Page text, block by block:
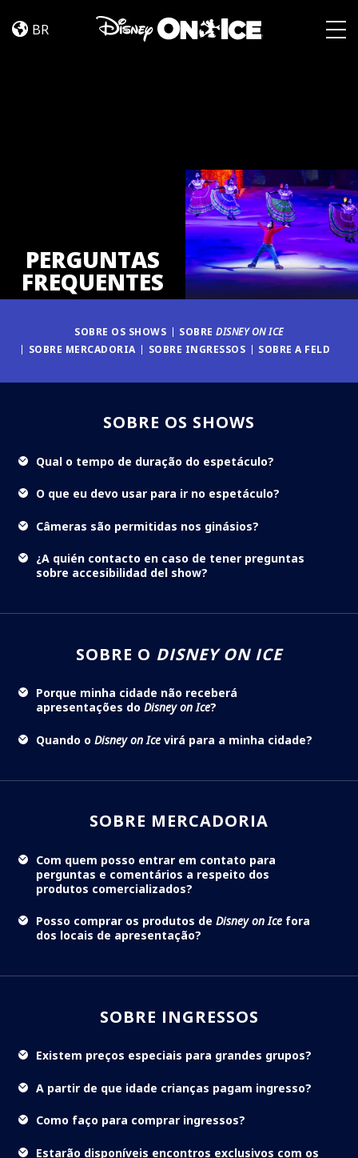
FREQUENTES
BR
PERGUNTAS
FREQUENTES
SOBRE OS SHOWS SOBREDISNEY ON ICE
SOBRE MERCADORIA
SOBRE INGRESSOS SOBRE A FELD
SOBRE OS SHOWS
Qual o tempo de duração do espetáculo?
O que eu devo usar para ir no espetáculo?
Câmeras são permitidas nos ginásios?
¿A quién contacto en caso de tener preguntas
sobre accesibilidad del show?
SOBRE O DISNEY ON ICE
Porque minha cidade não receberá
apresentações do Disney on Ice?
Quando o Disney on Ice virá para a minha cidade?
SOBRE MERCADORIA
Com quem posso entrar em contato para
perguntas e comentários a respeito dos
produtos comercializados?
Posso comprar os produtos de Disney on Ice fora
dos locais de apresentação?
SOBRE INGRESSOS
Existem preços especiais para grandes grupos?
A partir de que idade crianças pagam ingresso?
Como faço para comprar ingressos?
Estarão disponíveis encontros exclusivos com os